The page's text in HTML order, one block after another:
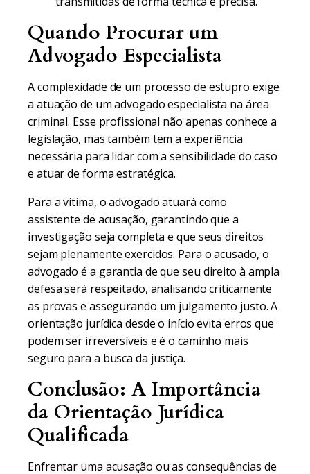
Quando Procurar um
Advogado Especialista
A complexidade de um processo de estupro exige
a atuação de um advogado especialista na área
criminal. Esse profissional não apenas conhece a
legislação, mas também tem a experiência
necessária para lidar com a sensibilidade do caso
e atuar de forma estratégica.
Para a vítima, o advogado atuará como
assistente de acusação, garantindo que a
investigação seja completa e que seus direitos
sejam plenamente exercidos. Para o acusado, o
advogado é a garantia de que seu direito à ampla
defesa será respeitado, analisando criticamente
as provas e assegurando um julgamento justo. A
orientação jurídica desde o início evita erros que
podem ser irreversíveis e é o caminho mais
seguro para a busca da justiça.
Conclusão: A Importância
da Orientação Jurídica
Qualificada
Enfrentar uma acusação ou as consequências de